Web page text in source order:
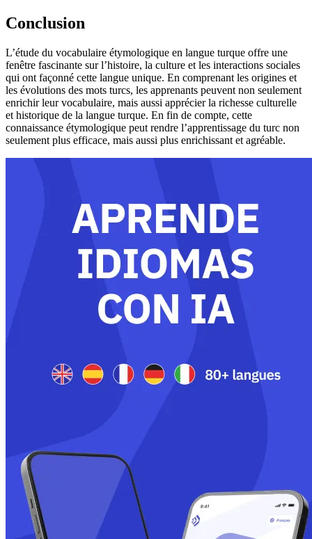
Conclusion
L’étude du vocabulaire étymologique en langue turque offre une
fenêtre fascinante sur l’histoire, la culture et les interactions sociales
qui ont façonné cette langue unique. En comprenant les origines et
les évolutions des mots turcs, les apprenants peuvent non seulement
enrichir leur vocabulaire, mais aussi apprécier la richesse culturelle
et historique de la langue turque. En fin de compte, cette
connaissance étymologique peut rendre l’apprentissage du turc non
seulement plus efficace, mais aussi plus enrichissant et agréable.